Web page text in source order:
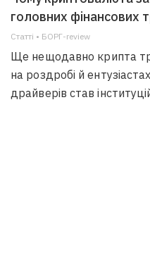
головних фінансових
Статті • БОРГ-review
Ще нещодавно крипта
на роздробі й
драйверів став